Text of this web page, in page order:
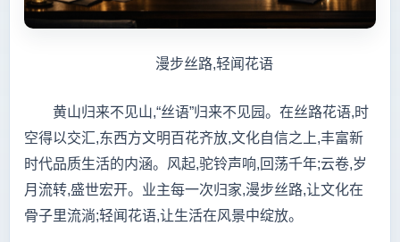
漫步丝路,轻闻花语
黄山归来不见山,“丝语”归来不见园。在丝路花语,时
空得以交汇,东西方文明百花齐放,文化自信之上,丰富新
时代品质生活的内涵。风起,驼铃声响,回荡千年;云卷,岁
月流转,盛世宏开。业主每一次归家,漫步丝路,让文化在
骨子里流淌;轻闻花语,让生活在风景中绽放。